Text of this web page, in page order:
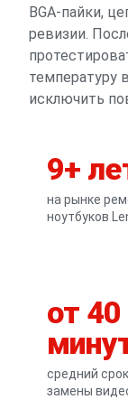
BGA-пайки,
ревизии.
температуру
исключить
9+
на рынке
ноутбуков
от 40
средний срок
замены